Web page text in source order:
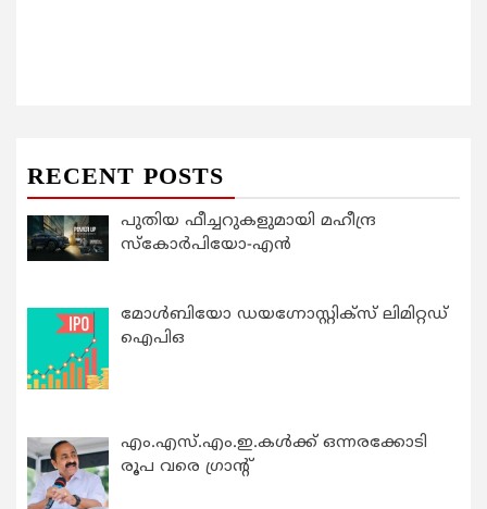
RECENT POSTS
പുതിയ ഫീച്ചറുകളുമായി മഹീന്ദ്ര
സ്കോർപിയോ-എൻ
മോൾബിയോ ഡയഗ്നോസ്റ്റിക്സ് ലിമിറ്റഡ്
ഐപിഒ
എം.എസ്.എം.ഇ.കൾക്ക് ഒന്നരക്കോടി
രൂപ വരെ ഗ്രാന്റ്